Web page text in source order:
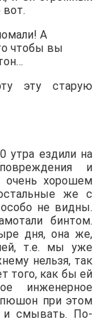
А
чтобы вы
эту старую
утра ездили на
и
очень хорошем
же с
не видны.
бинтом.
дня, она же,
т.е. мы уже
нельзя, так
того, как бы ей
инженерное
при этом
и смывать. По-